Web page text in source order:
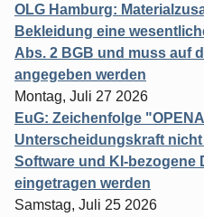
OLG Hamburg:
Bekleidung eine
Abs. 2 BGB und muss auf
angegeben werden
Montag, Juli 27 2026
EuG: Zeichenfolge
Unterscheidungskraft
Software und KI-bezogene
eingetragen werden
Samstag, Juli 25 2026